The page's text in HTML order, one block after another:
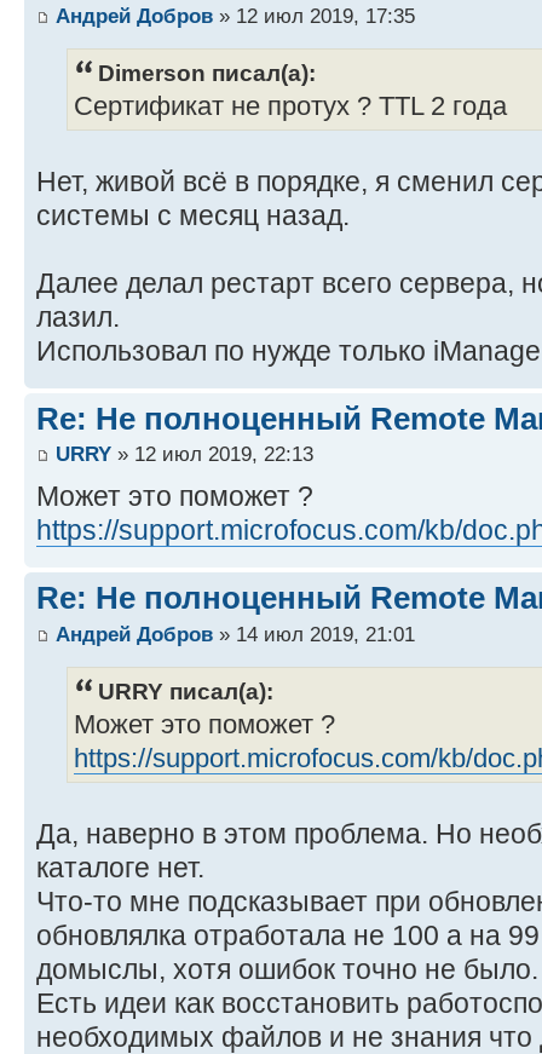
Андрей Добров » 12 июл 2019, 17:35
Dimerson писал(а):
Сертификат не протух ? TTL 2 года
Нет, живой всё в порядке, я сменил
системы с месяц назад.
Далее делал рестарт всего сервера,
лазил.
Использовал по нужде только
Re: Не полноценный Remote
URRY » 12 июл 2019, 22:13
Может это поможет ?
https://support.microfocus.com/kb/
Re: Не полноценный Remote
Андрей Добров » 14 июл 2019, 21:01
URRY писал(а):
Может это поможет ?
https://support.microfocus.com/kb/
Да, наверно в этом проблема. Но
каталоге нет.
Что-то мне подсказывает при
обновлялка отработала не 100 а на
домыслы, хотя ошибок точно не было.
Есть идеи как восстановить
необходимых файлов и не знания что